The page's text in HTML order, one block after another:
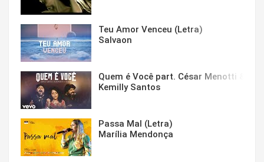
Teu Amor Venceu (Letra)
Salvaon
Quem é Você part. César Menotti &
Kemilly Santos
Passa Mal (Letra)
Marília Mendonça